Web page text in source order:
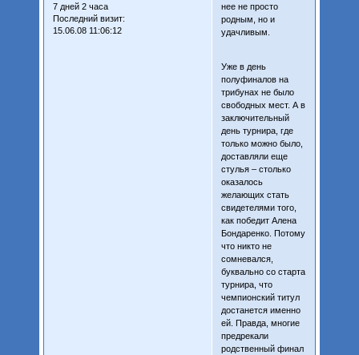
7 дней 2 часа
Последний визит:
15.06.08 11:06:12
нее не просто
родным, но и
удачливым.
Уже в день
полуфиналов на
трибунах не было
свободных мест. А в
заключительный
день турнира, где
только можно было,
доставляли еще
стулья – столько
оказалось
желающих стать
свидетелями того,
как победит Алена
Бондаренко. Потому
что никто не
сомневался,
буквально со старта
турнира, что
чемпионский титул
достанется именно
ей. Правда, многие
предрекали
родственный финал